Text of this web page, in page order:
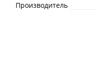
Производитель